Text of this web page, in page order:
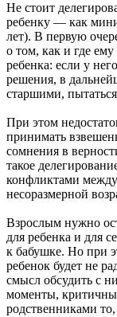
Не стоит
ребенку — как
лет). В первую
о том, как и где
ребенка: если у
решения, в
старшими,
При этом
принимать
сомнения в
такое
конфликтами
несоразмерной
Взрослым нужно
для ребенка и для
к бабушке. Но при
ребенок будет не
смысл обсудить с
моменты,
родственниками